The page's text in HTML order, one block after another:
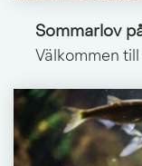
Sommarlov
Välkommen